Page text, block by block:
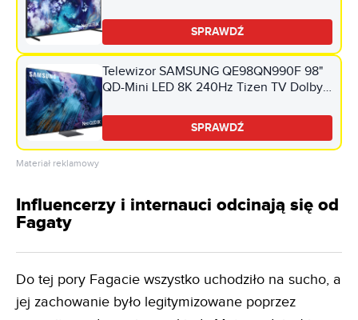
SPRAWDŹ
Telewizor SAMSUNG QE98QN990F 98"
QD-Mini LED 8K 240Hz Tizen TV Dolby
SPRAWDŹ
Materiał reklamowy
Influencerzy i internauci odcinają się od
Fagaty
Do tej pory Fagacie wszystko uchodziło na sucho, a
jej zachowanie było legitymizowane poprzez